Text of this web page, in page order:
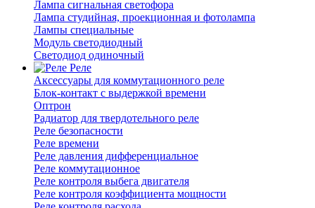
Лампа сигнальная светофора
Лампа студийная, проекционная и фотолампа
Лампы специальные
Модуль светодиодный
Светодиод одиночный
Реле
Аксессуары для коммутационного реле
Блок-контакт с выдержкой времени
Оптрон
Радиатор для твердотельного реле
Реле безопасности
Реле времени
Реле давления дифференциальное
Реле коммутационное
Реле контроля выбега двигателя
Реле контроля коэффициента мощности